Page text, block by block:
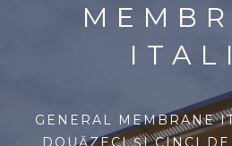
GENERAL MEMBRANE
DOUĂZECI ȘI CINCI